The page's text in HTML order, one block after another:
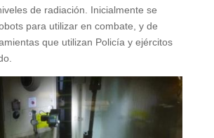
de radiación. Inicialmente se
para utilizar en combate, y de
que utilizan Policía y ejércitos